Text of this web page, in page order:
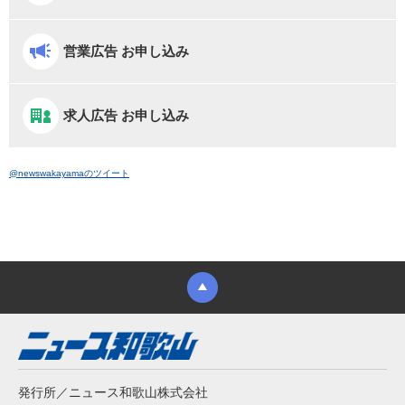
営業広告 お申し込み
求人広告 お申し込み
@newswakayamaのツイート
発行所／ニュース和歌山株式会社